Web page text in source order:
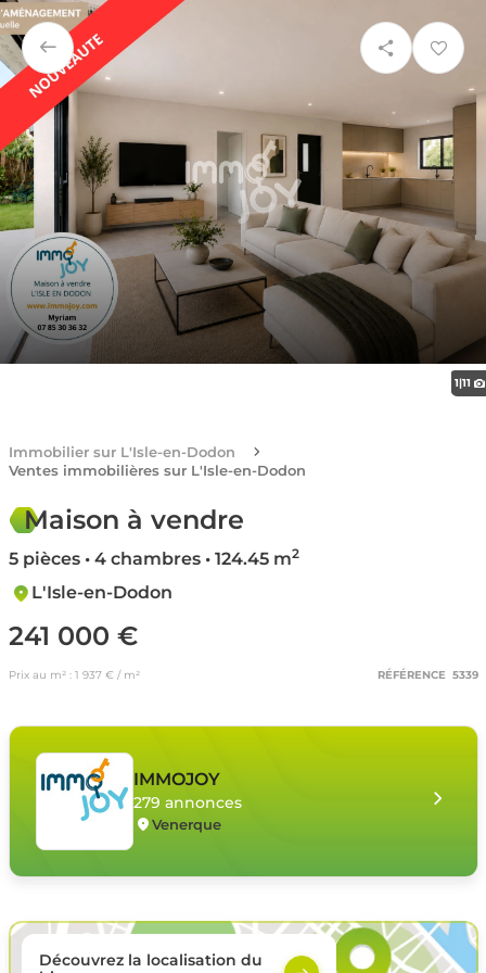
1|11
Immobilier sur L'Isle-en-Dodon
Ventes immobilières sur L'Isle-en-Dodon
Maison à vendre
5 pièces • 4 chambres • 124.45 m2
L'Isle-en-Dodon
241 000 €
Prix au m² : 1 937 € / m² RÉFÉRENCE 5339
IMMOJOY
279 annonces
Venerque
Découvrez la localisation du